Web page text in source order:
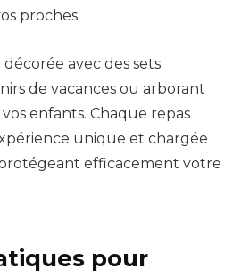
proches.
avec des sets
de vacances ou arborant
enfants. Chaque repas
unique et chargée
efficacement votre
pour